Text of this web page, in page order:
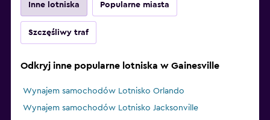
Inne lotniska Popularne miasta
Szczęśliwy traf
Odkryj inne popularne lotniska w Gainesville
Wynajem samochodów Lotnisko Orlando
Wynajem samochodów Lotnisko Jacksonville